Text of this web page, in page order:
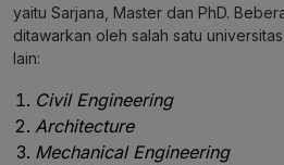
yaitu Sarjana, Master dan PhD.
ditawarkan oleh salah satu
lain:
Civil Engineering
Architecture
Mechanical Engineering